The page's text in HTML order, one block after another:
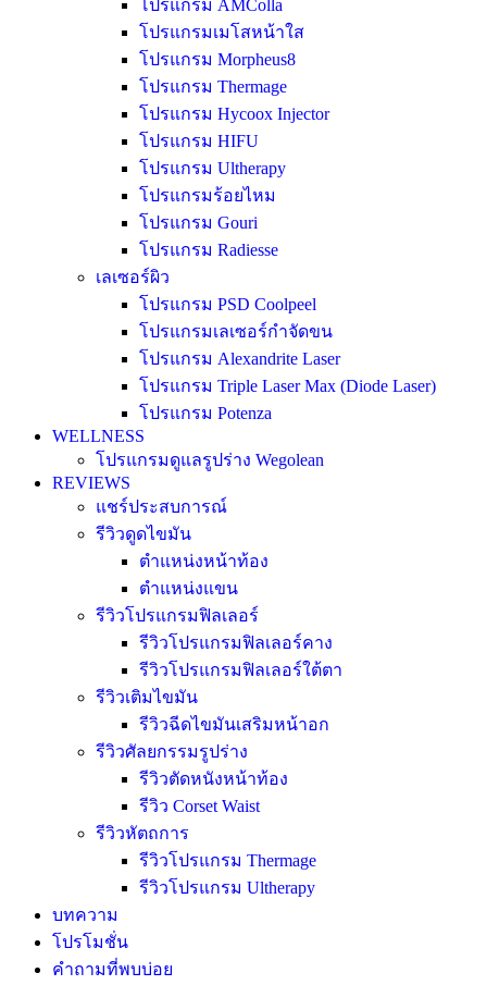
โปรแกรม AMColla
โปรแกรมเมโสหน้าใส
โปรแกรม Morpheus8
โปรแกรม Thermage
โปรแกรม Hycoox Injector
โปรแกรม HIFU
โปรแกรม Ultherapy
โปรแกรมร้อยไหม
โปรแกรม Gouri
โปรแกรม Radiesse
เลเซอร์ผิว
โปรแกรม PSD Coolpeel
โปรแกรมเลเซอร์กำจัดขน
โปรแกรม Alexandrite Laser
โปรแกรม Triple Laser Max (Diode Laser)
โปรแกรม Potenza
WELLNESS
โปรแกรมดูแลรูปร่าง Wegolean
REVIEWS
แชร์ประสบการณ์
รีวิวดูดไขมัน
ตำแหน่งหน้าท้อง
ตำแหน่งแขน
รีวิวโปรแกรมฟิลเลอร์
รีวิวโปรแกรมฟิลเลอร์คาง
รีวิวโปรแกรมฟิลเลอร์ใต้ตา
รีวิวเติมไขมัน
รีวิวฉีดไขมันเสริมหน้าอก
รีวิวศัลยกรรมรูปร่าง
รีวิวตัดหนังหน้าท้อง
รีวิว Corset Waist
รีวิวหัตถการ
รีวิวโปรแกรม Thermage
รีวิวโปรแกรม Ultherapy
บทความ
โปรโมชั่น
คำถามที่พบบ่อย